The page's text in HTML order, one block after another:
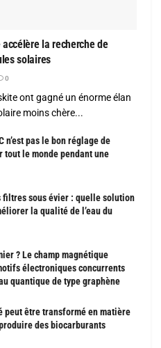
la recherche de
solaires
0
ont gagné un énorme élan
moins chère...
n’est pas le bon réglage de
tout le monde pendant une
filtres sous évier : quelle solution
la qualité de l’eau du
? Le champ magnétique
électroniques concurrents
quantique de type graphène
peut être transformé en matière
des biocarburants